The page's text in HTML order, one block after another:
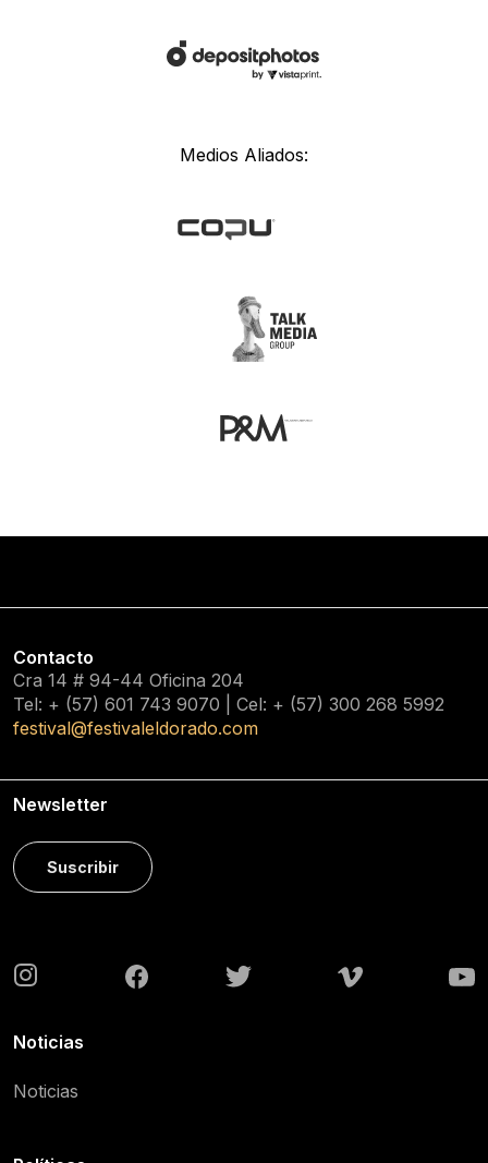
Medios Aliados:
Contacto
Cra 14 # 94-44 Oficina 204
Tel: + (57) 601 743 9070 | Cel: + (57) 300 268 5992
festival@festivaleldorado.com
Newsletter
Suscribir
Noticias
Noticias